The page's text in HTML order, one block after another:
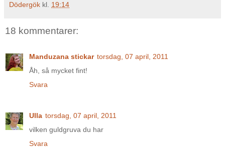
Dödergök kl. 19:14
18 kommentarer:
Manduzana stickar torsdag, 07 april, 2011
Åh, så mycket fint!
Svara
Ulla torsdag, 07 april, 2011
vilken guldgruva du har
Svara